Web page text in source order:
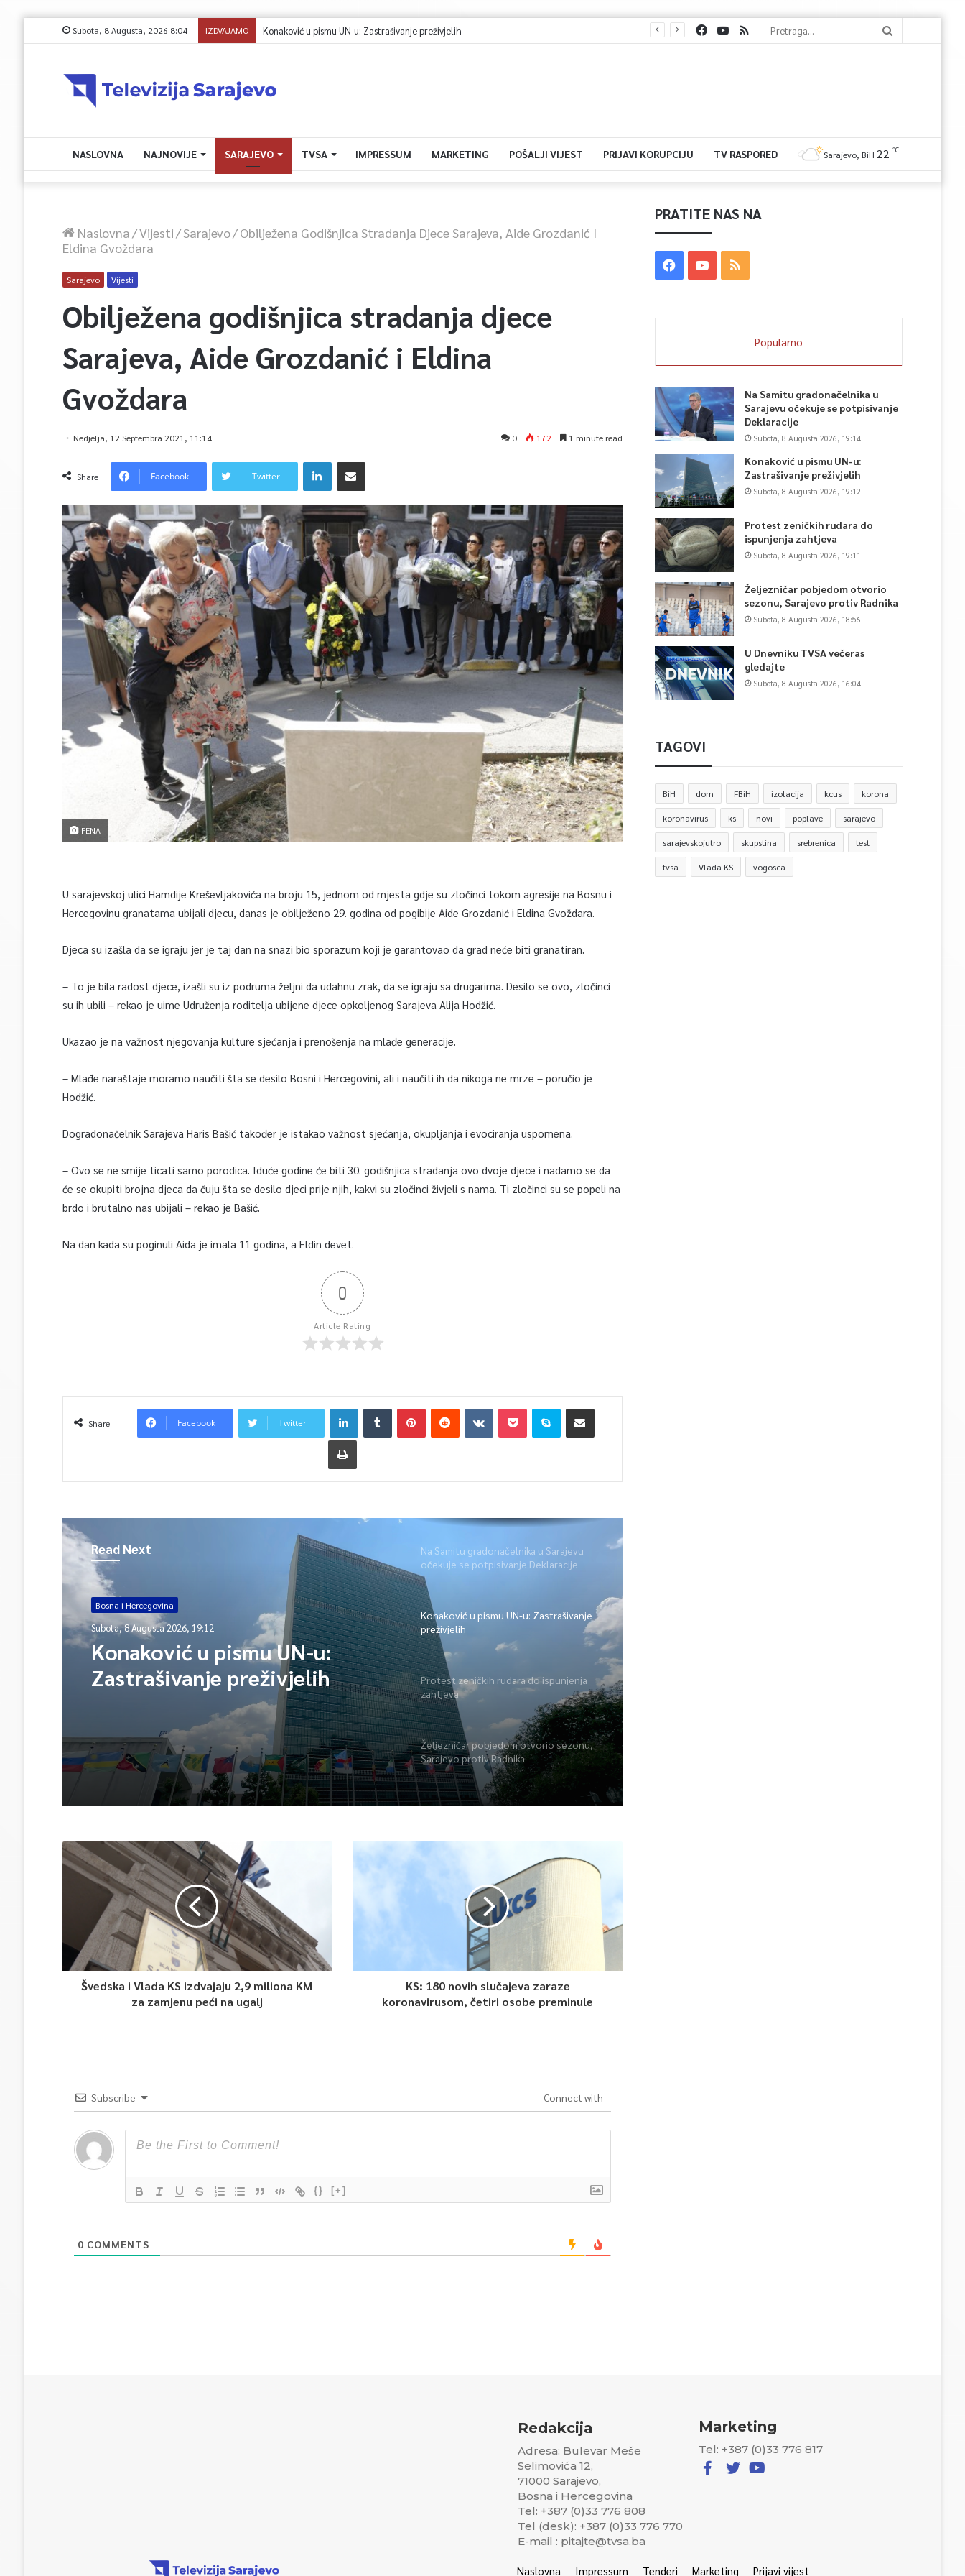
Subota, 8 Augusta, 2026 8:04 IZDVAJAMO Konaković u pismu UN-u: Zastrašivanje preživjelih
NASLOVNA NAJNOVIJE SARAJEVO TVSA IMPRESSUM MARKETING POŠALJI VIJEST PRIJAVI KORUPCIJU TV RASPORED Sarajevo, BiH 22 ℃
Naslovna/Vijesti/Sarajevo/Obilježena Godišnjica Stradanja Djece Sarajeva, Aide Grozdanić I
Eldina Gvoždara
Sarajevo Vijesti
Obilježena godišnjica stradanja djece
Sarajeva, Aide Grozdanić i Eldina
Gvoždara
Nedjelja, 12 Septembra 2021, 11:14 0 172 1 minute read
Share Facebook Twitter
FENA
U sarajevskoj ulici Hamdije Kreševljakovića na broju 15, jednom od mjesta gdje su zločinci tokom agresije na Bosnu i
Hercegovinu granatama ubijali djecu, danas je obilježeno 29. godina od pogibije Aide Grozdanić i Eldina Gvoždara.
Djeca su izašla da se igraju jer je taj dan na snazi bio sporazum koji je garantovao da grad neće biti granatiran.
– To je bila radost djece, izašli su iz podruma željni da udahnu zrak, da se igraju sa drugarima. Desilo se ovo, zločinci
su ih ubili – rekao je uime Udruženja roditelja ubijene djece opkoljenog Sarajeva Alija Hodžić.
Ukazao je na važnost njegovanja kulture sjećanja i prenošenja na mlađe generacije.
– Mlađe naraštaje moramo naučiti šta se desilo Bosni i Hercegovini, ali i naučiti ih da nikoga ne mrze – poručio je
Hodžić.
Dogradonačelnik Sarajeva Haris Bašić također je istakao važnost sjećanja, okupljanja i evociranja uspomena.
– Ovo se ne smije ticati samo porodica. Iduće godine će biti 30. godišnjica stradanja ovo dvoje djece i nadamo se da
će se okupiti brojna djeca da čuju šta se desilo djeci prije njih, kakvi su zločinci živjeli s nama. Ti zločinci su se popeli na
brdo i brutalno nas ubijali – rekao je Bašić.
Na dan kada su poginuli Aida je imala 11 godina, a Eldin devet.
0
Article Rating
Share Facebook Twitter
Read Next
Bosna i Hercegovina
Subota, 8 Augusta 2026, 19:12
Konaković u pismu UN-u:
Zastrašivanje preživjelih
Na Samitu gradonačelnika u Sarajevu
očekuje se potpisivanje Deklaracije
Konaković u pismu UN-u: Zastrašivanje
preživjelih
Protest zeničkih rudara do ispunjenja
zahtjeva
Željezničar pobjedom otvorio sezonu,
Sarajevo protiv Radnika
Švedska i Vlada KS izdvajaju 2,9 miliona KM
za zamjenu peći na ugalj
KS: 180 novih slučajeva zaraze
koronavirusom, četiri osobe preminule
Subscribe Connect with
{} [+]
0 COMMENTS
PRATITE NAS NA
Popularno
Na Samitu gradonačelnika u
Sarajevu očekuje se potpisivanje
Deklaracije
Subota, 8 Augusta 2026, 19:14
Konaković u pismu UN-u:
Zastrašivanje preživjelih
Subota, 8 Augusta 2026, 19:12
Protest zeničkih rudara do
ispunjenja zahtjeva
Subota, 8 Augusta 2026, 19:11
Željezničar pobjedom otvorio
sezonu, Sarajevo protiv Radnika
Subota, 8 Augusta 2026, 18:56
U Dnevniku TVSA večeras
gledajte
Subota, 8 Augusta 2026, 16:04
TAGOVI
BiH dom FBiH izolacija kcus korona
koronavirus ks novi poplave sarajevo
sarajevskojutro skupstina srebrenica test
tvsa Vlada KS vogosca
Redakcija
Adresa: Bulevar Meše
Selimovića 12,
71000 Sarajevo,
Bosna i Hercegovina
Tel: +387 (0)33 776 808
Tel (desk): +387 (0)33 776 770
E-mail : pitajte@tvsa.ba
Marketing
Tel: +387 (0)33 776 817
Naslovna Impressum Tenderi Marketing Prijavi vijest